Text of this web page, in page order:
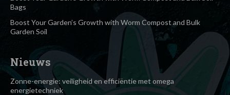
Bags
Boost Your Garden’s Growth with Worm Compost and Bulk
Garden Soil
Nieuws
Zonne-energie: veiligheid en efficiëntie met omega
energietechniek